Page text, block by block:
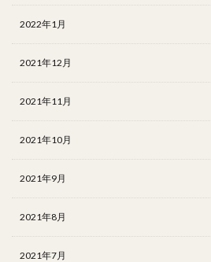
2022年1月
2021年12月
2021年11月
2021年10月
2021年9月
2021年8月
2021年7月